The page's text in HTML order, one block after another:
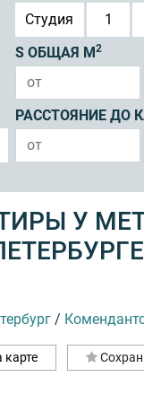
Студия
1
S ОБЩАЯ М 2
РАССТОЯНИЕ ДО
У
/